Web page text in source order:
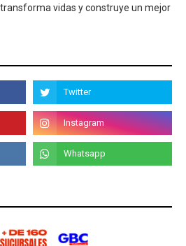
vidas y construye un mejor